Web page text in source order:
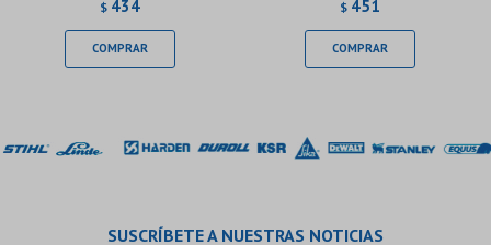
$ 434 $ 451
SUSCRÍBETE A NUESTRAS NOTICIAS